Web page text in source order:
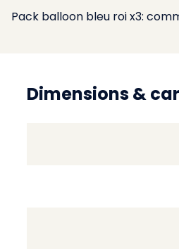
Pack balloon bleu roi x3:
Dimensions &